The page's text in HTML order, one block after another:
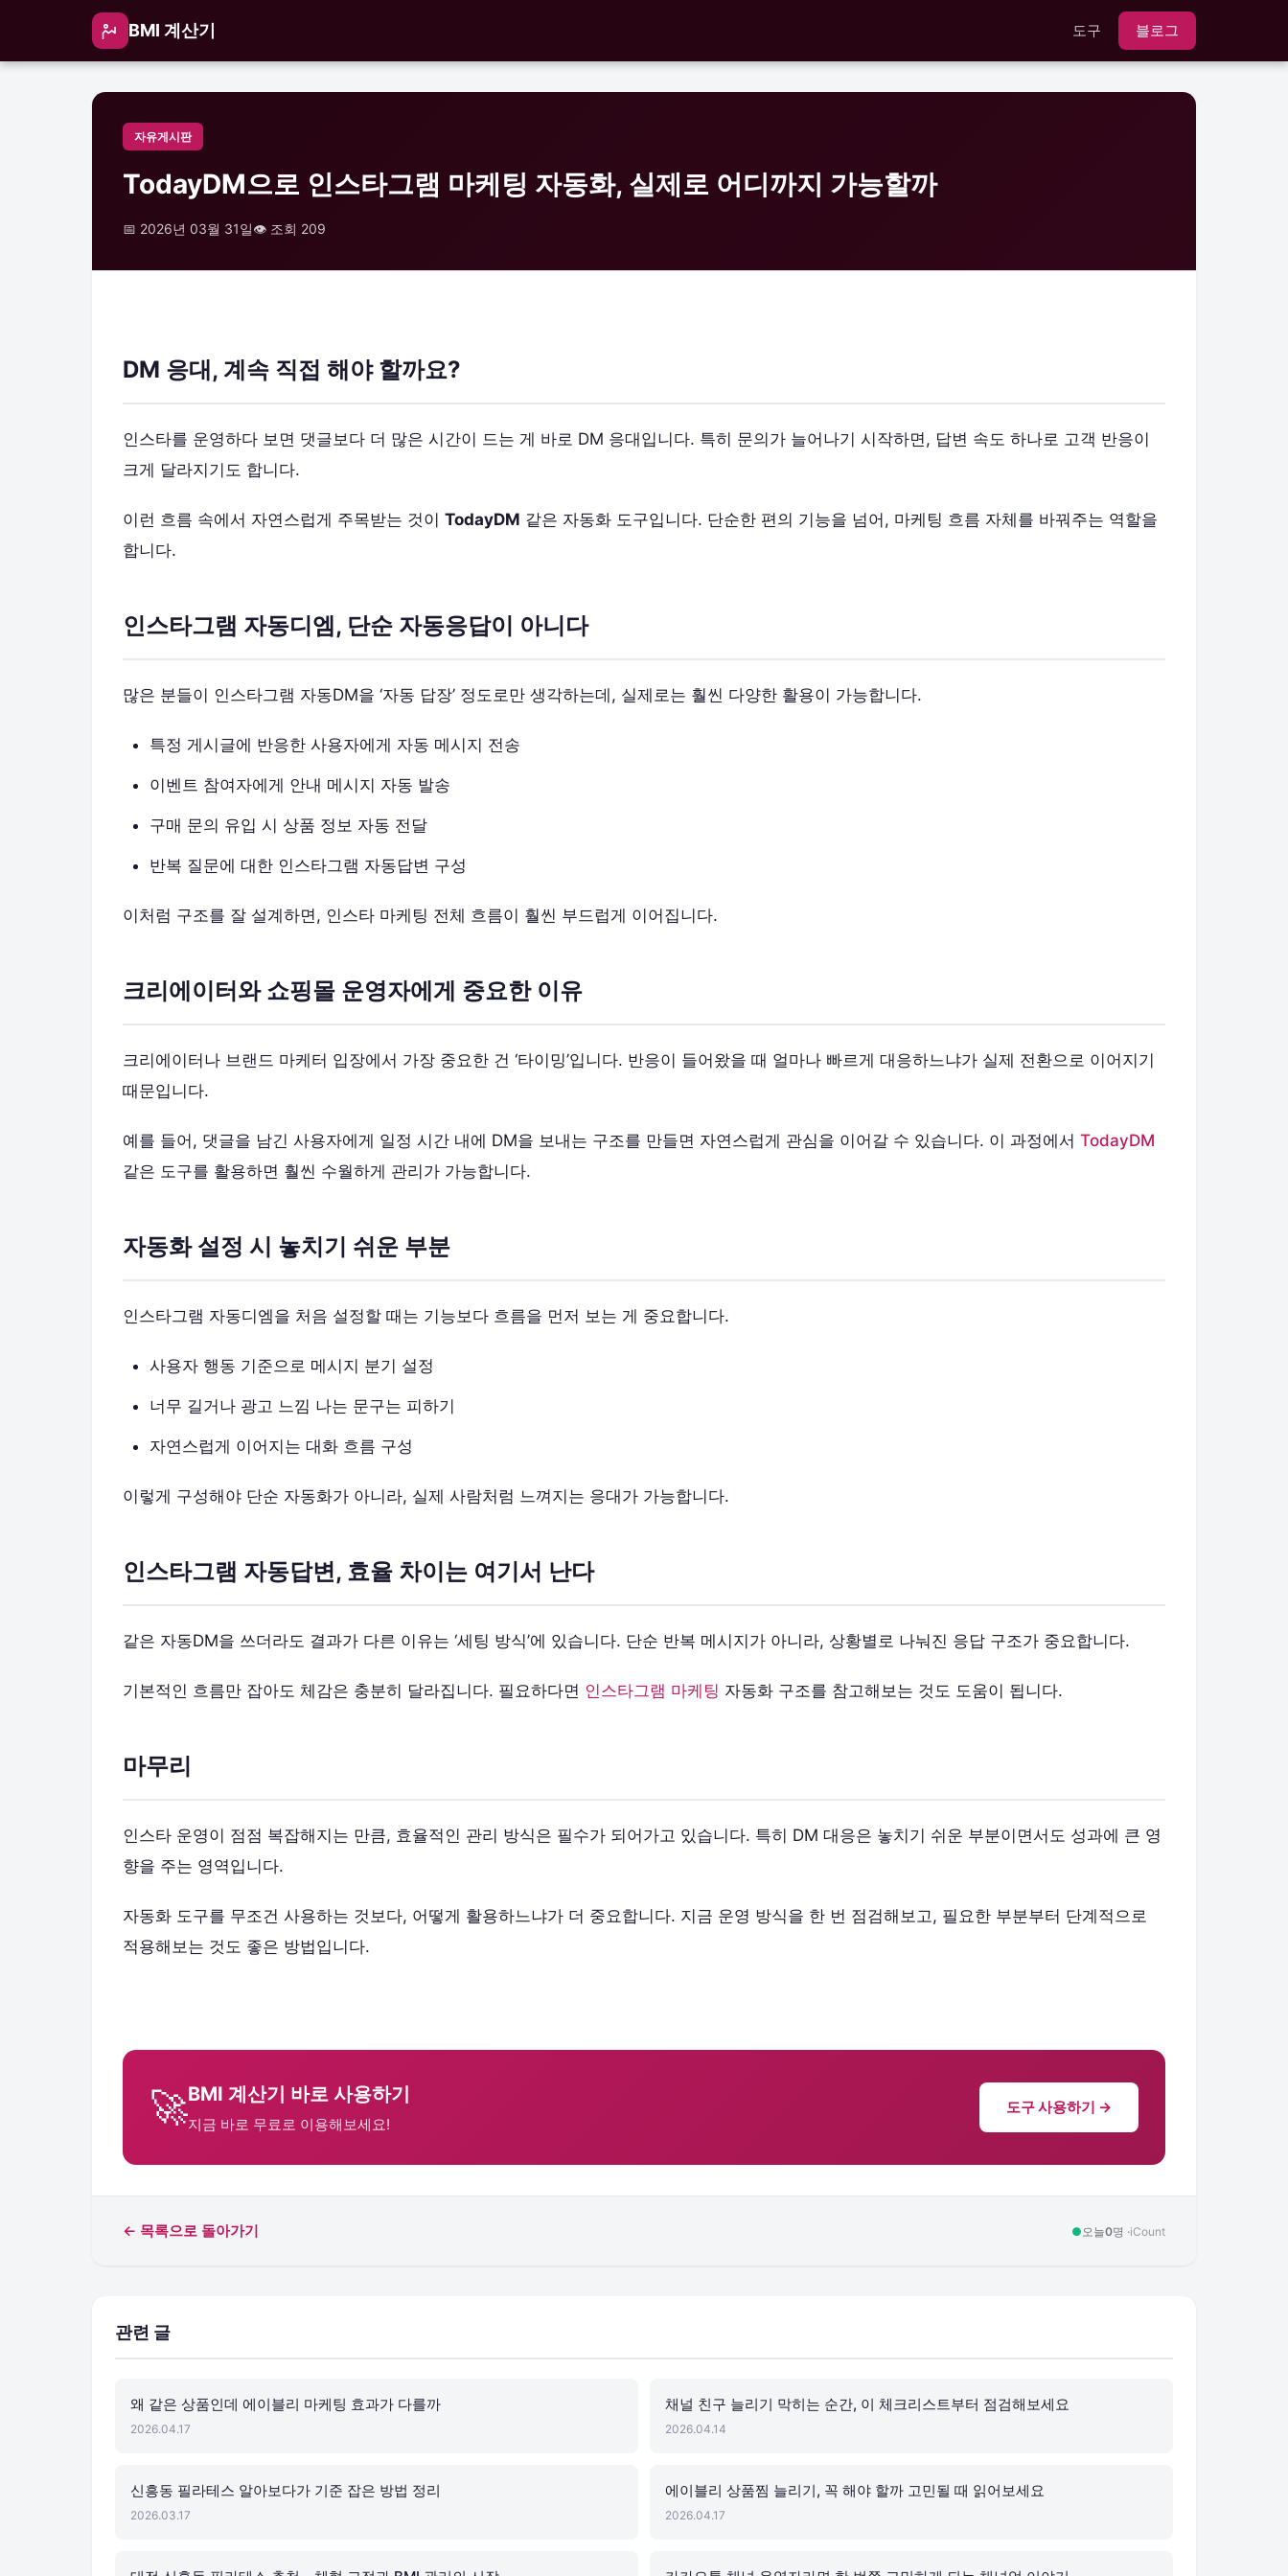
BMI 계산기 도구 블로그
자유게시판
TodayDM으로 인스타그램 마케팅 자동화, 실제로 어디까지 가능할까
📅 2026년 03월 31일👁️ 조회 209
DM 응대, 계속 직접 해야 할까요?
인스타를 운영하다 보면 댓글보다 더 많은 시간이 드는 게 바로 DM 응대입니다. 특히 문의가 늘어나기 시작하면, 답변 속도 하나로 고객 반응이
크게 달라지기도 합니다.
이런 흐름 속에서 자연스럽게 주목받는 것이 TodayDM 같은 자동화 도구입니다. 단순한 편의 기능을 넘어, 마케팅 흐름 자체를 바꿔주는 역할을
합니다.
인스타그램 자동디엠, 단순 자동응답이 아니다
많은 분들이 인스타그램 자동DM을 ‘자동 답장’ 정도로만 생각하는데, 실제로는 훨씬 다양한 활용이 가능합니다.
특정 게시글에 반응한 사용자에게 자동 메시지 전송
이벤트 참여자에게 안내 메시지 자동 발송
구매 문의 유입 시 상품 정보 자동 전달
반복 질문에 대한 인스타그램 자동답변 구성
이처럼 구조를 잘 설계하면, 인스타 마케팅 전체 흐름이 훨씬 부드럽게 이어집니다.
크리에이터와 쇼핑몰 운영자에게 중요한 이유
크리에이터나 브랜드 마케터 입장에서 가장 중요한 건 ‘타이밍’입니다. 반응이 들어왔을 때 얼마나 빠르게 대응하느냐가 실제 전환으로 이어지기
때문입니다.
예를 들어, 댓글을 남긴 사용자에게 일정 시간 내에 DM을 보내는 구조를 만들면 자연스럽게 관심을 이어갈 수 있습니다. 이 과정에서 TodayDM
같은 도구를 활용하면 훨씬 수월하게 관리가 가능합니다.
자동화 설정 시 놓치기 쉬운 부분
인스타그램 자동디엠을 처음 설정할 때는 기능보다 흐름을 먼저 보는 게 중요합니다.
사용자 행동 기준으로 메시지 분기 설정
너무 길거나 광고 느낌 나는 문구는 피하기
자연스럽게 이어지는 대화 흐름 구성
이렇게 구성해야 단순 자동화가 아니라, 실제 사람처럼 느껴지는 응대가 가능합니다.
인스타그램 자동답변, 효율 차이는 여기서 난다
같은 자동DM을 쓰더라도 결과가 다른 이유는 ‘세팅 방식’에 있습니다. 단순 반복 메시지가 아니라, 상황별로 나눠진 응답 구조가 중요합니다.
기본적인 흐름만 잡아도 체감은 충분히 달라집니다. 필요하다면 인스타그램 마케팅 자동화 구조를 참고해보는 것도 도움이 됩니다.
마무리
인스타 운영이 점점 복잡해지는 만큼, 효율적인 관리 방식은 필수가 되어가고 있습니다. 특히 DM 대응은 놓치기 쉬운 부분이면서도 성과에 큰 영
향을 주는 영역입니다.
자동화 도구를 무조건 사용하는 것보다, 어떻게 활용하느냐가 더 중요합니다. 지금 운영 방식을 한 번 점검해보고, 필요한 부분부터 단계적으로
적용해보는 것도 좋은 방법입니다.
🚀BMI 계산기 바로 사용하기
지금 바로 무료로 이용해보세요!
도구 사용하기 →
← 목록으로 돌아가기 ● 오늘0명 ·iCount
관련 글
왜 같은 상품인데 에이블리 마케팅 효과가 다를까
2026.04.17
채널 친구 늘리기 막히는 순간, 이 체크리스트부터 점검해보세요
2026.04.14
신흥동 필라테스 알아보다가 기준 잡은 방법 정리
2026.03.17
에이블리 상품찜 늘리기, 꼭 해야 할까 고민될 때 읽어보세요
2026.04.17